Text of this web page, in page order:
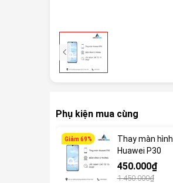
Phụ kiện mua cùng
Giảm 69%
Thay màn hình
Huawei P30
450.000₫
1.450.000₫